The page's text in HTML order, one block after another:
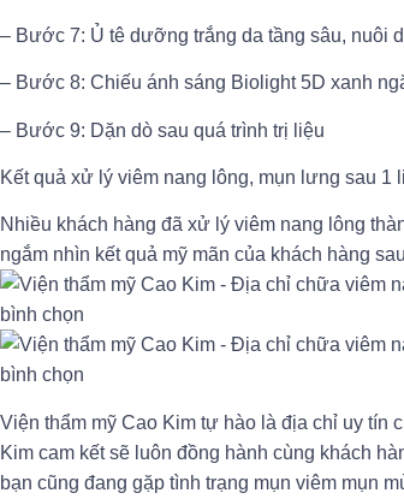
– Bước 7: Ủ tê dưỡng trắng da tầng sâu, nuôi
– Bước 8: Chiếu ánh sáng Biolight 5D xanh
– Bước 9: Dặn dò sau quá trình trị liệu
Kết quả xử lý viêm nang lông, mụn lưng sau 1
Nhiều khách hàng đã xử lý viêm nang lông
ngắm nhìn kết quả mỹ mãn của khách hàng
Viện thẩm mỹ Cao Kim tự hào là địa chỉ uy tín
Kim cam kết sẽ luôn đồng hành cùng khách
bạn cũng đang gặp tình trạng mụn viêm mụn